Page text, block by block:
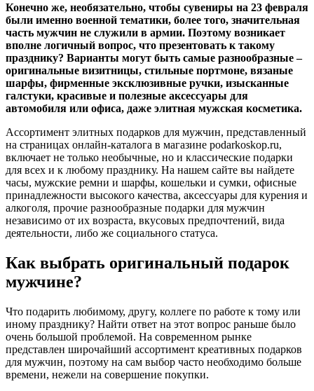
Конечно же, необязательно, чтобы сувениры на 23 февраля
были именно военной тематики, более того, значительная
часть мужчин не служили в армии. Поэтому возникает
вполне логичный вопрос, что презентовать к такому
празднику? Варианты могут быть самые разнообразные –
оригинальные визитницы, стильные портмоне, вязаные
шарфы, фирменные эксклюзивные ручки, изысканные
галстуки, красивые и полезные аксессуары для
автомобиля или офиса, даже элитная мужская косметика.
Ассортимент элитных подарков для мужчин, представленный
на страницах онлайн-каталога в магазине podarkoskop.ru,
включает не только необычные, но и классические подарки
для всех и к любому празднику. На нашем сайте вы найдете
часы, мужские ремни и шарфы, кошельки и сумки, офисные
принадлежности высокого качества, аксессуары для курения и
алкоголя, прочие разнообразные подарки для мужчин
независимо от их возраста, вкусовых предпочтений, вида
деятельности, либо же социального статуса.
Как выбрать оригинальный подарок
мужчине?
Что подарить любимому, другу, коллеге по работе к тому или
иному празднику? Найти ответ на этот вопрос раньше было
очень большой проблемой. На современном рынке
представлен широчайший ассортимент креативных подарков
для мужчин, поэтому на сам выбор часто необходимо больше
времени, нежели на совершение покупки.